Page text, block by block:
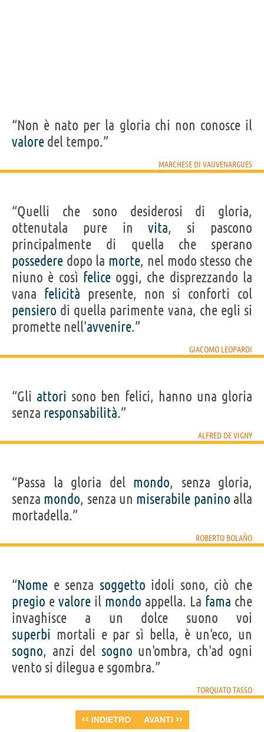
“Non è nato per la gloria chi non conosce il
valore del tempo.”
MARCHESE DI VAUVENARGUES
“Quelli che sono desiderosi di gloria,
ottenutala pure invita, si pascono
principalmente di quella che sperano
possedere dopo la morte, nel modo stesso che
niuno è così feliceoggi, che disprezzando la
vana felicità presente, non si conforti col
pensiero di quella parimente vana, che egli si
promette nell'avvenire.”
GIACOMO LEOPARDI
“Gli attori sono ben felici, hanno una gloria
senza responsabilità.”
ALFRED DE VIGNY
“Passa la gloria del mondo, senza gloria,
senza mondo, senza un miserabile panino alla
mortadella.”
ROBERTO BOLAÑO
“Nome e senza soggetto idoli sono, ciò che
pregio e valore il mondo appella. La fama che
invaghisce a un dolce suono voi
superbi mortali e par sì bella, è un'eco, un
sogno, anzi del sogno un'ombra, ch'ad ogni
vento si dilegua e sgombra.”
TORQUATO TASSO
‹‹ INDIETRO AVANTI ››